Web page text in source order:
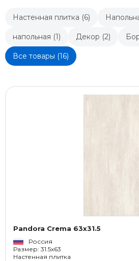
Настенная плитка (6)
напольная (1) Декор (2)
Все товары (16)
Pandora Crema 63x31.5
Россия
Размер: 31.5x63
Настенная плитка